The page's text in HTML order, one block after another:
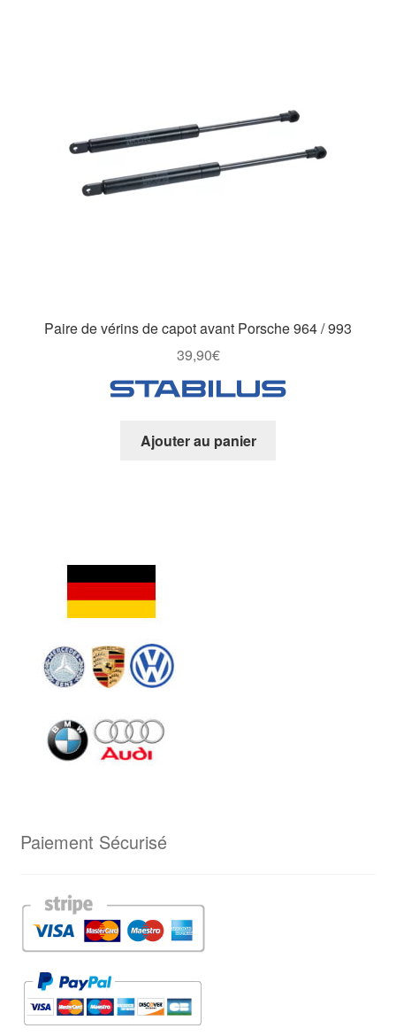
Paire de vérins de capot avant Porsche 964 / 993
39,90€
Ajouter au panier
Paiement Sécurisé